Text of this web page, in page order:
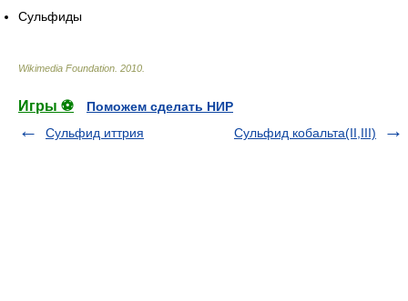
Сульфиды
Wikimedia Foundation 2010
Игры ⚽
Поможем сделать НИР
Сульфид иттрия
Сульфид кобальта(II,III)